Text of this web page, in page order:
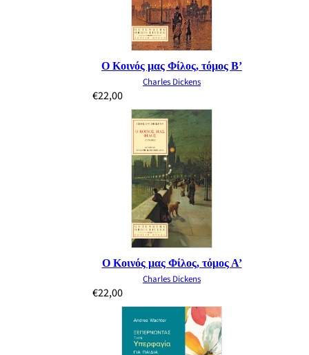
Ο Κοινός μας Φίλος, τόμος Β’
Charles Dickens
€22,00
Ο Κοινός μας Φίλος, τόμος Α’
Charles Dickens
€22,00